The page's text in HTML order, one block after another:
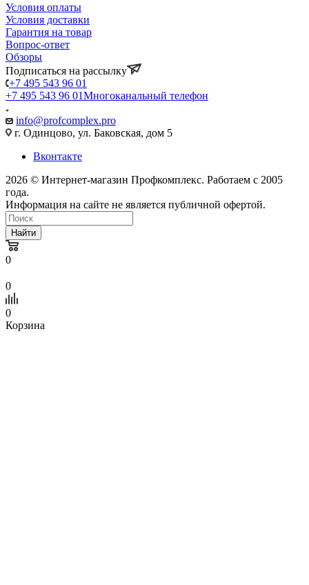
Условия оплаты
Условия доставки
Гарантия на товар
Вопрос-ответ
Обзоры
Подписаться на рассылку
+7 495 543 96 01
+7 495 543 96 01Многоканальный телефон
info@profcomplex.pro
г. Одинцово, ул. Баковская, дом 5
Вконтакте
2026 © Интернет-магазин Профкомплекс. Работаем с 2005
года.
Информация на сайте не является публичной офертой.
Найти
0
0
0
Корзина